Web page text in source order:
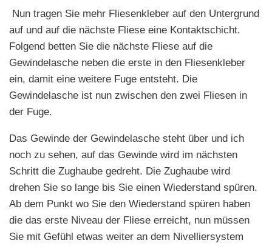
Nun tragen Sie mehr Fliesenkleber auf den Untergrund
auf und auf die nächste Fliese eine Kontaktschicht.
Folgend betten Sie die nächste Fliese auf die
Gewindelasche neben die erste in den Fliesenkleber
ein, damit eine weitere Fuge entsteht. Die
Gewindelasche ist nun zwischen den zwei Fliesen in
der Fuge.
Das Gewinde der Gewindelasche steht über und ich
noch zu sehen, auf das Gewinde wird im nächsten
Schritt die Zughaube gedreht. Die Zughaube wird
drehen Sie so lange bis Sie einen Wiederstand spüren.
Ab dem Punkt wo Sie den Wiederstand spüren haben
die das erste Niveau der Fliese erreicht, nun müssen
Sie mit Gefühl etwas weiter an dem Nivelliersystem